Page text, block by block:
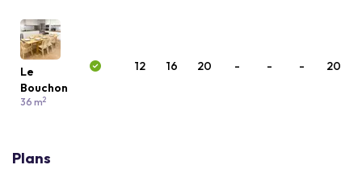
Le
Bouchon
36 m2
12 16 20 - - - 20
Plans